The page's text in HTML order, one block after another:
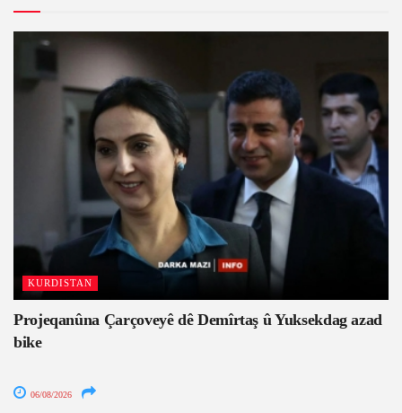
KURDISTAN
Projeqanûna Çarçoveyê dê Demîrtaş û Yuksekdag azad
bike
06/08/2026